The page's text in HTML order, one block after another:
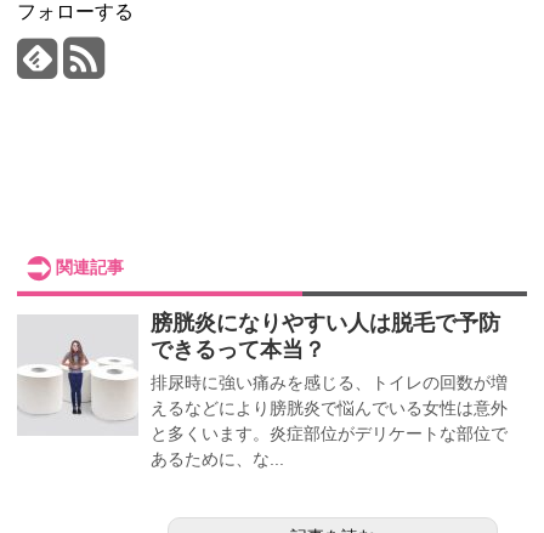
フォローする
関連記事
膀胱炎になりやすい人は脱毛で予防
できるって本当？
排尿時に強い痛みを感じる、トイレの回数が増
えるなどにより膀胱炎で悩んでいる女性は意外
と多くいます。炎症部位がデリケートな部位で
あるために、な...